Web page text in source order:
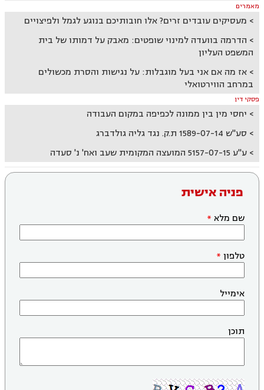
מאמרים
מעסיקים עובדים זרים? אלו חובותיכם בנוגע לגמל ולפיצויים
הדרמה בוועדה למינוי שופטים: מאבק על דמותו של בית
המשפט העליון
אז מה אם אני בעל מוגבלות: על נגישות והסרת מכשולים
במרחב הווירטואלי
פסקי דין
יחסי מין בין ממונה לכפיפה במקום העבודה
סע"ש 1589-07-14 ת.ק. נגד גליה גולדברג
ע"ע 5157-07-15 המועצה המקומית שעב ואח' נ' סעדה
פניה אישית
שם מלא
טלפון
אימייל
תוכן